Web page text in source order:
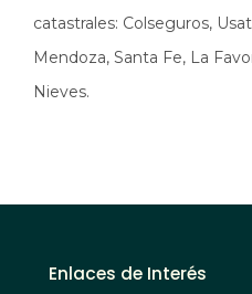
catastrales: Colseguros,
Mendoza, Santa Fe, La
Nieves.
Enlaces de Interés